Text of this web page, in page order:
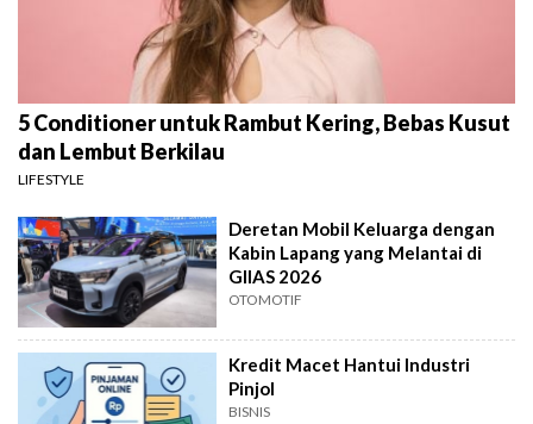
5 Conditioner untuk Rambut Kering, Bebas Kusut
dan Lembut Berkilau
LIFESTYLE
Deretan Mobil Keluarga dengan
Kabin Lapang yang Melantai di
GIIAS 2026
OTOMOTIF
Kredit Macet Hantui Industri
Pinjol
BISNIS